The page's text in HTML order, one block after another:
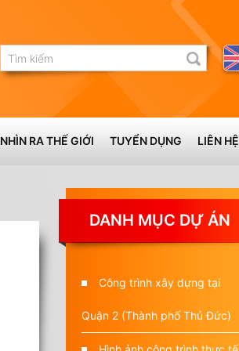
NHÌN RA THẾ GIỚI TUYỂN DỤNG LIÊN HỆ
DANH MỤC DỰ ÁN
Công trình xây dựng tại
Quận 2 (Thành phố Thủ Đức)